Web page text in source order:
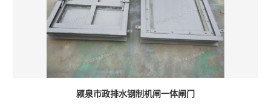
颍泉市政排水钢制机闸一体闸门